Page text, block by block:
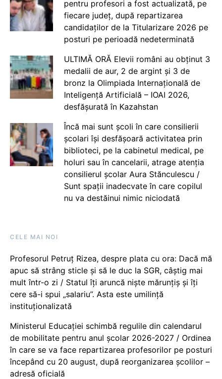
pentru profesori a fost actualizată, pe
fiecare județ, după repartizarea
candidaților de la Titularizare 2026 pe
posturi pe perioadă nedeterminată
ULTIMĂ ORĂ Elevii români au obținut 3
medalii de aur, 2 de argint și 3 de
bronz la Olimpiada Internațională de
Inteligență Artificială – IOAI 2026,
desfășurată în Kazahstan
Încă mai sunt școli în care consilierii
școlari își desfășoară activitatea prin
biblioteci, pe la cabinetul medical, pe
holuri sau în cancelarii, atrage atenția
consilierul școlar Aura Stănculescu /
Sunt spații inadecvate în care copilul
nu va destăinui nimic niciodată
CELE MAI NOI
Profesorul Petruț Rizea, despre plata cu ora: Dacă mă
apuc să strâng sticle și să le duc la SGR, câștig mai
mult într-o zi / Statul îți aruncă niște mărunțiș și îți
cere să-i spui „salariu”. Asta este umilință
instituționalizată
Ministerul Educației schimbă regulile din calendarul
de mobilitate pentru anul școlar 2026-2027 / Ordinea
în care se va face repartizarea profesorilor pe posturi
începând cu 20 august, după reorganizarea școlilor –
adresă oficială